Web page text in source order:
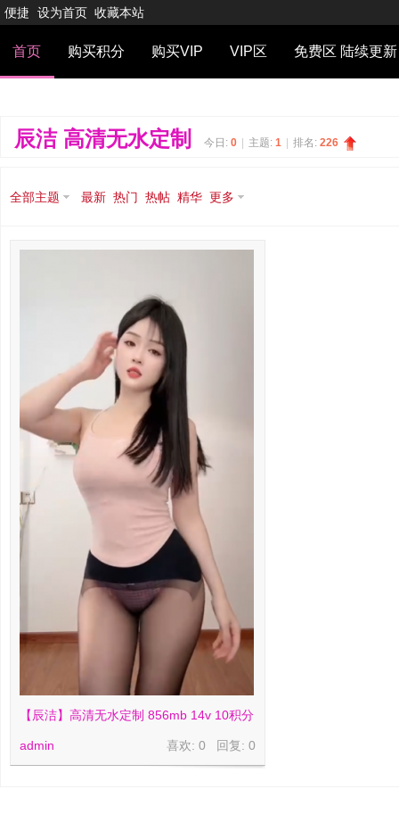
便捷 设为首页 收藏本站
首页 购买积分 购买VIP VIP区 免费区 陆续更新
辰洁 高清无水定制 今日: 0 主题: 1 排名: 226
全部主题 最新 热门 热帖 精华 更多
【辰洁】高清无水定制 856mb 14v 10积分
喜欢: 0 回复: 0
admin